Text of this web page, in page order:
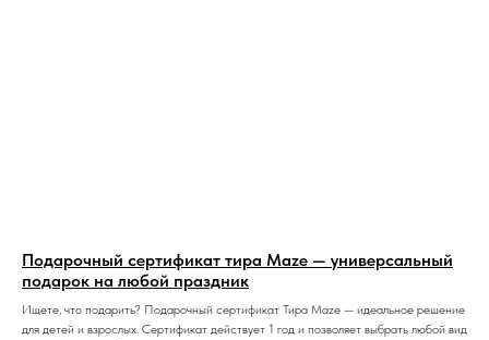
Подарочный сертификат тира Maze — универсальный
подарок на любой праздник
Ищете, что подарить? Подарочный сертификат Тира Maze — идеальное решение
для детей и взрослых. Сертификат действует 1 год и позволяет выбрать любой вид